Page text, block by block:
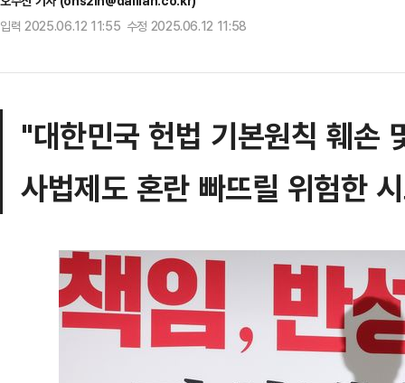
입력 2025.06.12 11:55 수정 2025.06.12 11:58
"대한민국 헌법 기본원칙 훼손
사법제도 혼란 빠뜨릴 위험한